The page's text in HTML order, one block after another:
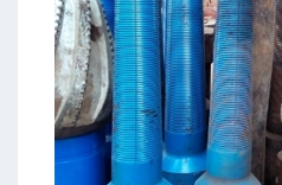
简单模式-五段式
简单模式-双增式
(Martin Klempa)